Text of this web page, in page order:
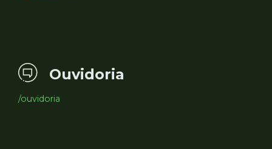
Ouvidoria
/ouvidoria